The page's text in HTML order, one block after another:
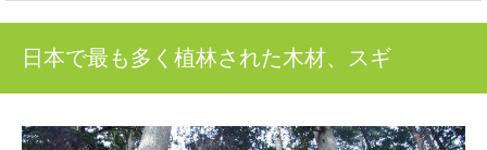
裏のはなし～
突然ですが、木材にはオモテとウラがあるって知ってま
日本で最も多く植林された木材、スギ